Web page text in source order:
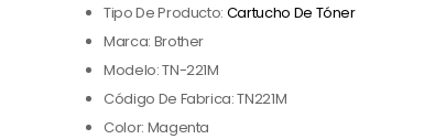
Tipo De Producto: Cartucho De Tóner
Marca: Brother
Modelo: TN-221M
Código De Fabrica: TN221M
Color: Magenta